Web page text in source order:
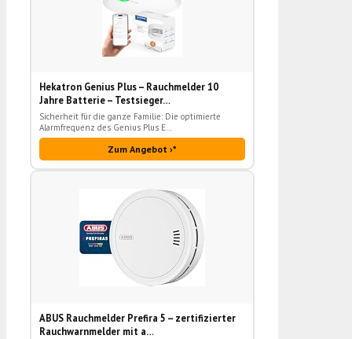
Hekatron Genius Plus – Rauchmelder 10
Jahre Batterie – Testsieger…
Sicherheit für die ganze Familie: Die optimierte
Alarmfrequenz des Genius Plus E…
Zum Angebot ›*
ABUS Rauchmelder Prefira 5 – zertifizierter
Rauchwarnmelder mit a…